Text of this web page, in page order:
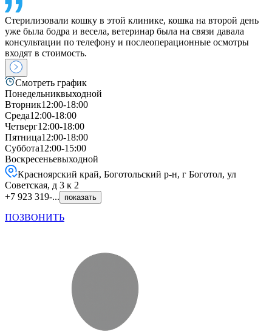
Стерилизовали кошку в этой клинике, кошка на второй день
уже была бодра и весела, ветеринар была на связи давала
консультации по телефону и послеоперационные осмотры
входят в стоимость.
Смотреть график
Понедельниквыходной
Вторник12:00-18:00
Среда12:00-18:00
Четверг12:00-18:00
Пятница12:00-18:00
Суббота12:00-15:00
Воскресеньевыходной
Красноярский край, Боготольский р-н, г Боготол, ул
Советская, д 3 к 2
+7 923 319-...
показать
ПОЗВОНИТЬ